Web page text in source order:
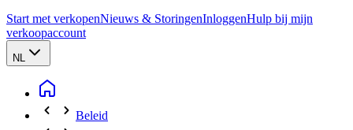
Start met verkopenNieuws & StoringenInloggenHulp bij mijn
verkoopaccount
NL
Beleid